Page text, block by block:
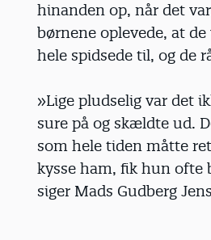
hinanden op, når det
børnene oplevede, at
hele spidsede til, og de
»Lige pludselig var det
sure på og skældte ud.
som hele tiden måtte
kysse ham, fik hun ofte
siger Mads Gudberg